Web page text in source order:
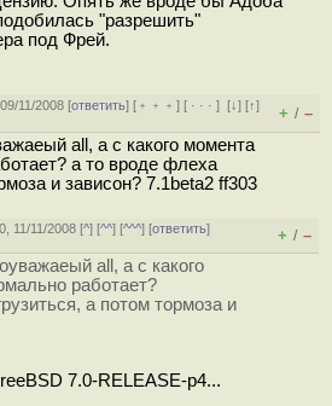
"разрешить"
под Фрей.
11/2008 [ответить] [ ﹢﹢﹢] [ · · ·][↓] [↑]
+ / –
all, а с какого момента
а то вроде флеха
и зависон? 7.1beta2 ff303
11/11/2008 [^] [^^] [^^^] [ответить]
+ / –
all, а с какого
работает?
а потом тормоза и
7.0-RELEASE-p4...